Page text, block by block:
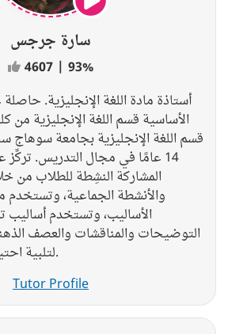
سارة جرجس
4607 | 93%
أستاذة مادة اللغة الإنجليزية.
الأساسية قسم اللغة الإنجليزية من
14 عامًا في مجال التدريس.
المشاركة النشِطة للطلاب من
والأنشطة الجماعية،
الأساليب، وتستخدم
التوضيحات والمناقشات والعصف
لتلبية احتياجات جميع الطلاب.
Tutor Profile